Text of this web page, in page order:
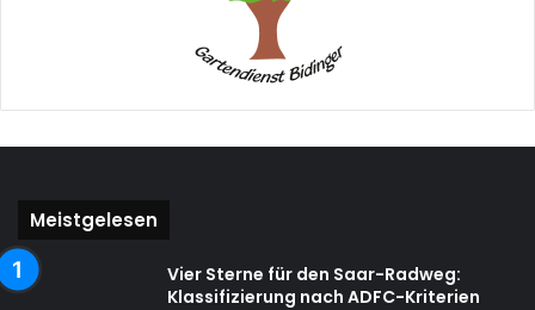
Meistgelesen
Vier Sterne für den Saar-Radweg:
Klassifizierung nach ADFC-Kriterien